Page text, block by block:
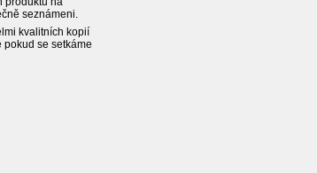
seznámeni.
kvalitních kopií
pokud se setkáme